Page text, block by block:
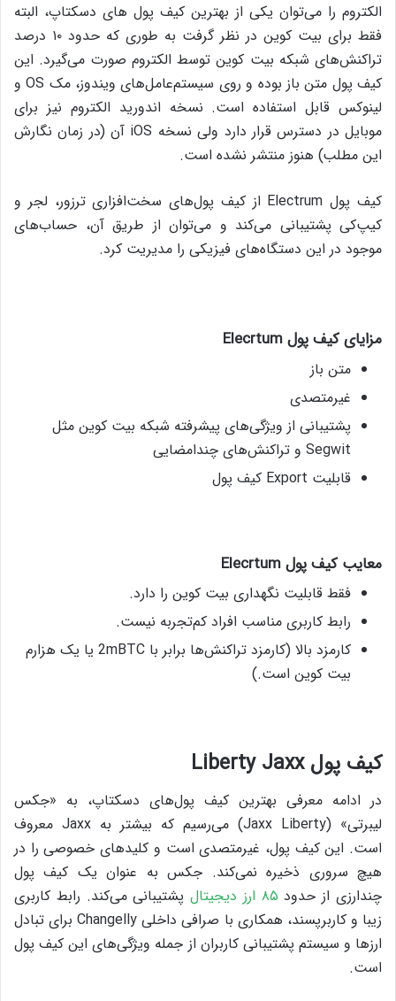
الکتروم را می‌توان یکی از بهترین کیف پول های دسکتاپ، البته
فقط برای بیت کوین در نظر گرفت به طوری که حدود ۱۰ درصد
تراکنش‌های شبکه‌ بیت کوین توسط الکتروم صورت می‌گیرد. این
کیف پول متن باز بوده و روی سیستم‌عامل‌های ویندوز، مک OS و
لینوکس قابل استفاده است. نسخه اندورید الکتروم نیز برای
موبایل در دسترس قرار دارد ولی نسخه iOS آن (در زمان نگارش
این مطلب) هنوز منتشر نشده است.
کیف پول Electrum از کیف پول‌های سخت‌افزاری ترزور، لجر و
کیپ‌کی پشتیبانی می‌کند و می‌توان از طریق آن، حساب‌های
موجود در این دستگاه‌های فیزیکی را مدیریت کرد.
مزایای کیف پولElecrtum
متن باز
غیرمتصدی
پشتیبانی از ویژگی‌های پیشرفته شبکه‌ بیت کوین مثل
Segwit و تراکنش‌های چندامضایی
قابلیت Export کیف پول
معایب کیف پولElecrtum
فقط قابلیت نگهداری بیت کوین را دارد.
رابط کاربری مناسب افراد کم‌تجربه نیست.
کارمزد بالا (کارمزد تراکنش‌ها برابر با 2mBTC یا یک هزارم
بیت کوین است.)
کیف پول Liberty Jaxx
در ادامه‌ معرفی بهترین کیف پول‌های دسکتاپ، به «جکس
لیبرتی» (Jaxx Liberty) می‌رسیم که بیشتر به Jaxx‌ معروف
است. این کیف پول، غیرمتصدی است و کلیدهای خصوصی را در
هیچ سروری ذخیره نمی‌کند. جکس به عنوان یک کیف پول
چندارزی از حدود۸۵ ارز دیجیتال
پشتیبانی می‌کند. رابط کاربری
زیبا و کاربرپسند، همکاری با صرافی داخلی Changelly برای تبادل
ارزها و سیستم پشتیبانی کاربران از جمله ویژگی‌های این کیف پول
است.